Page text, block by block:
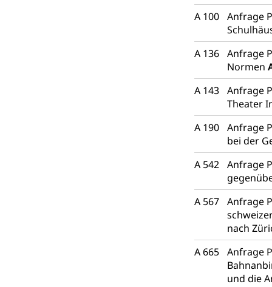
A 100 Anfrage
A 136 Anfrage
Normen
A 143 Anfrage
Theater
A 190 Anfrage
bei der
A 542 Anfrage
A 567 Anfrage
nach
A 665 Anfrage
und die